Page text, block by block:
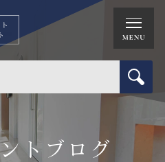
トブログ